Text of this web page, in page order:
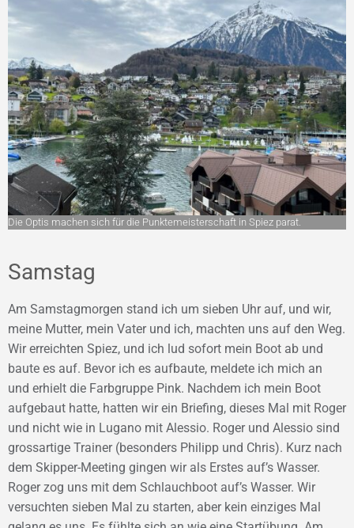
Die Optis machen sich für die Punktemeisterschaft in Spiez parat.
Samstag
Am Samstagmorgen stand ich um sieben Uhr auf, und wir,
meine Mutter, mein Vater und ich, machten uns auf den Weg.
Wir erreichten Spiez, und ich lud sofort mein Boot ab und
baute es auf. Bevor ich es aufbaute, meldete ich mich an
und erhielt die Farbgruppe Pink. Nachdem ich mein Boot
aufgebaut hatte, hatten wir ein Briefing, dieses Mal mit Roger
und nicht wie in Lugano mit Alessio. Roger und Alessio sind
grossartige Trainer (besonders Philipp und Chris). Kurz nach
dem Skipper-Meeting gingen wir als Erstes auf’s Wasser.
Roger zog uns mit dem Schlauchboot auf’s Wasser. Wir
versuchten sieben Mal zu starten, aber kein einziges Mal